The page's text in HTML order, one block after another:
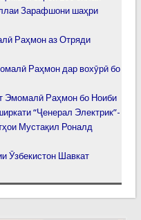
Зарафшони шаҳри
Раҳмон аз Отряди
Раҳмон дар вохӯрӣ бо
Эмомалӣ Раҳмон бо Ноиби
“Ҷенерал Электрик”-
Мустақил Роналд
Ӯзбекистон Шавкат